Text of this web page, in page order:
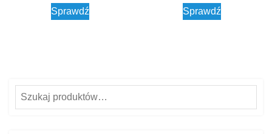
Sprawdź Sprawdź
Szukaj: